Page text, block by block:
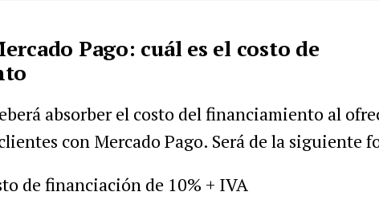
Pago: cuál es el costo de
absorber el costo del financiamiento al
con Mercado Pago. Será de la siguiente
de financiación de 10% + IVA